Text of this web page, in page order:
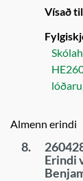
Vísað
Almenn erindi
8.
Erindi